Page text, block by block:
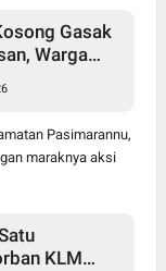
Gasak
Warga
Pasimarannu,
maraknya aksi
KLM